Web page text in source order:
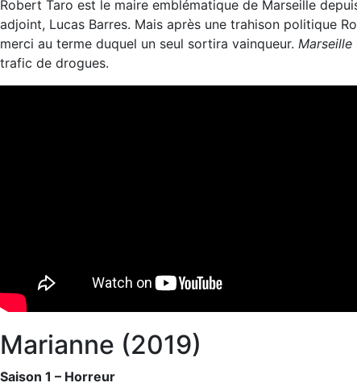
Robert Taro est le maire emblématique de Marseille
adjoint, Lucas Barres. Mais après une trahison politique
merci au terme duquel un seul sortira vainqueur. Marseille
trafic de drogues.
Marianne (2019)
Saison 1 – Horreur